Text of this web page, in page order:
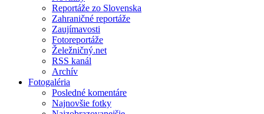
Reportáže zo Slovenska
Zahraničné reportáže
Zaujímavosti
Fotoreportáže
Želežničný.net
RSS kanál
Archív
Fotogaléria
Posledné komentáre
Najnovšie fotky